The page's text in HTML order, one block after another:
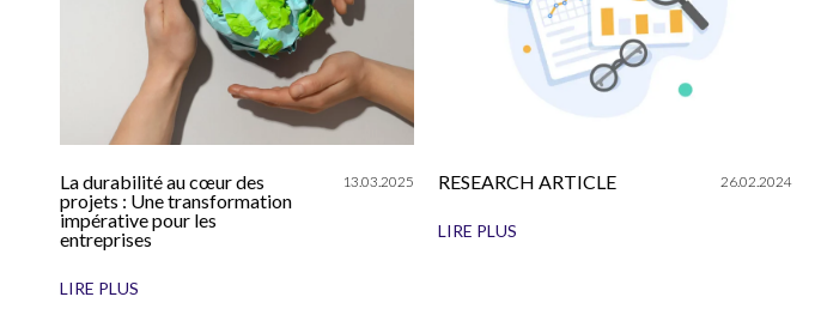
La durabilité au cœur des
projets : Une transformation
impérative pour les
entreprises
13.03.2025
LIRE PLUS
RESEARCH ARTICLE 26.02.2024
LIRE PLUS